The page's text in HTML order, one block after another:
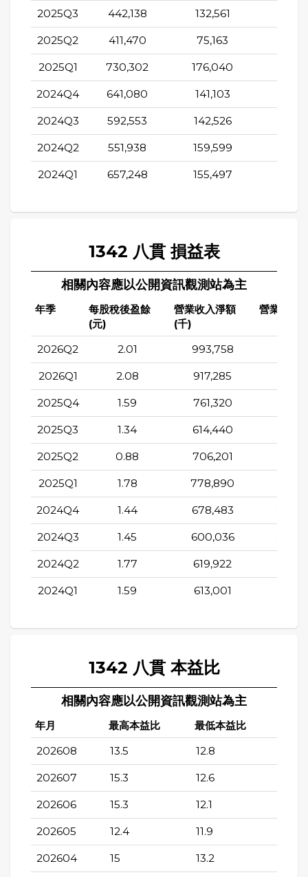
2025Q3 442,138 132,561
2025Q2 411,470 75,163
2025Q1 730,302 176,040
2024Q4 641,080 141,103
2024Q3 592,553 142,526
2024Q2 551,938 159,599
2024Q1 657,248 155,497
1342 八貫 損益表
相關內容應以公開資訊觀測站為主
年季
每股稅後盈餘
(元)
營業收入淨額
(千)
營業成本(
2026Q2 2.01 993,758
2026Q1 2.08 917,285
2025Q4 1.59 761,320
2025Q3 1.34 614,440
2025Q2 0.88 706,201
2025Q1 1.78 778,890
2024Q4 1.44 678,483
2024Q3 1.45 600,036
2024Q2 1.77 619,922
2024Q1 1.59 613,001
1342 八貫 本益比
相關內容應以公開資訊觀測站為主
年月 最高本益比 最低本益比
202608 13.5 12.8
202607 15.3 12.6
202606 15.3 12.1
202605 12.4 11.9
202604 15 13.2